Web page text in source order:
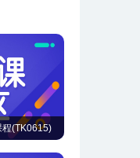
程(TK0615)